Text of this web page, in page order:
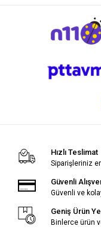
Hızlı Teslimat
Siparişleriniz
Güvenli
Güvenli ve
Geniş Ürün
Binlerce ürün